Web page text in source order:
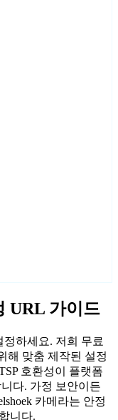
URL 가이드
정하세요. 저희 무료
해 맞춤 제작된 설정
호환성이 플랫폼
다. 가정 보안이든
카메라는 안정
니다.